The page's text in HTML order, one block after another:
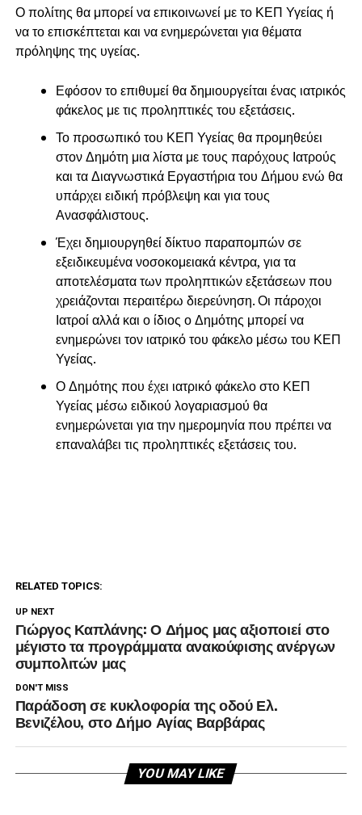
Ο πολίτης θα μπορεί να επικοινωνεί με το ΚΕΠ Υγείας ή
να το επισκέπτεται και να ενημερώνεται για θέματα
πρόληψης της υγείας.
Εφόσον το επιθυμεί θα δημιουργείται ένας ιατρικός
φάκελος με τις προληπτικές του εξετάσεις.
Το προσωπικό του ΚΕΠ Υγείας θα προμηθεύει
στον Δημότη μια λίστα με τους παρόχους Ιατρούς
και τα Διαγνωστικά Εργαστήρια του Δήμου ενώ θα
υπάρχει ειδική πρόβλεψη και για τους
Ανασφάλιστους.
Έχει δημιουργηθεί δίκτυο παραπομπών σε
εξειδικευμένα νοσοκομειακά κέντρα, για τα
αποτελέσματα των προληπτικών εξετάσεων που
χρειάζονται περαιτέρω διερεύνηση. Οι πάροχοι
Ιατροί αλλά και ο ίδιος ο Δημότης μπορεί να
ενημερώνει τον ιατρικό του φάκελο μέσω του ΚΕΠ
Υγείας.
Ο Δημότης που έχει ιατρικό φάκελο στο ΚΕΠ
Υγείας μέσω ειδικού λογαριασμού θα
ενημερώνεται για την ημερομηνία που πρέπει να
επαναλάβει τις προληπτικές εξετάσεις του.
RELATED TOPICS:
UP NEXT
Γιώργος Καπλάνης: Ο Δήμος μας αξιοποιεί στο
μέγιστο τα προγράμματα ανακούφισης ανέργων
συμπολιτών μας
DON'T MISS
Παράδοση σε κυκλοφορία της οδού Ελ.
Βενιζέλου, στο Δήμο Αγίας Βαρβάρας
YOU MAY LIKE